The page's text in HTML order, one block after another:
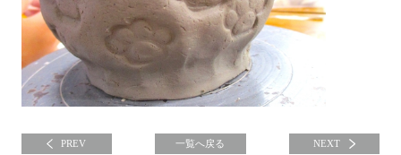
PREV 一覧へ戻る NEXT